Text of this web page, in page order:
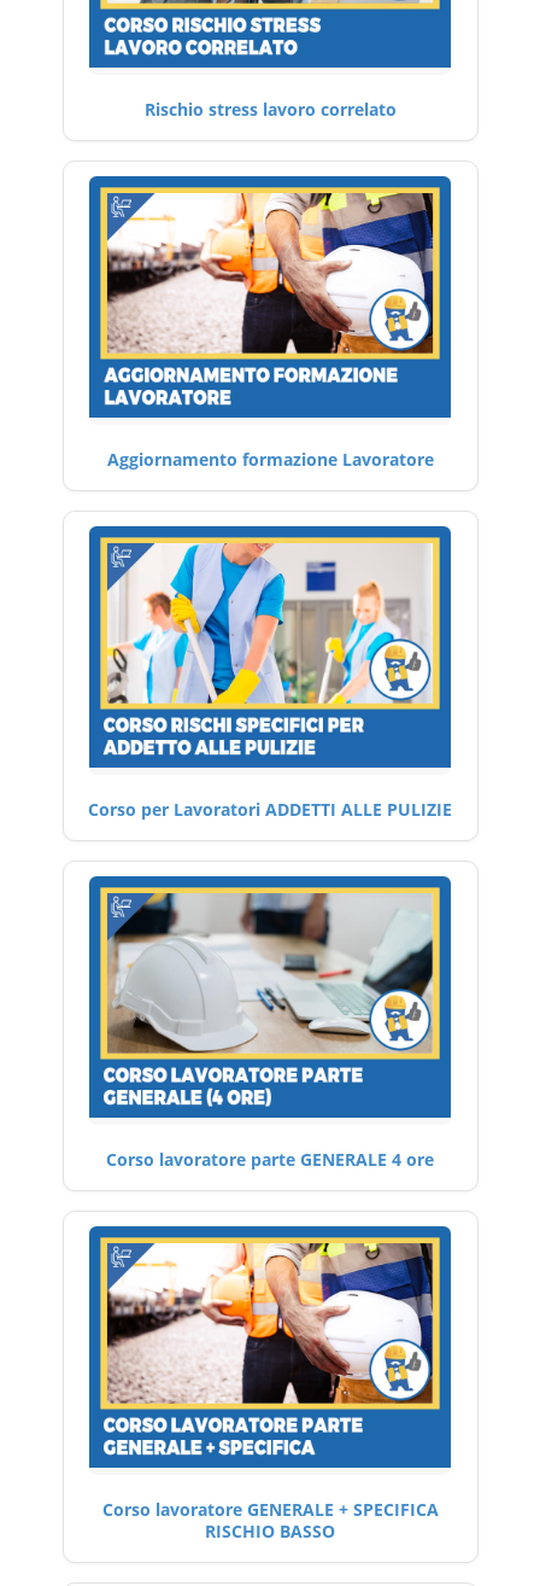
Rischio stress lavoro correlato
Aggiornamento formazione Lavoratore
Corso per Lavoratori ADDETTI ALLE PULIZIE
Corso lavoratore parte GENERALE 4 ore
Corso lavoratore GENERALE + SPECIFICA
RISCHIO BASSO